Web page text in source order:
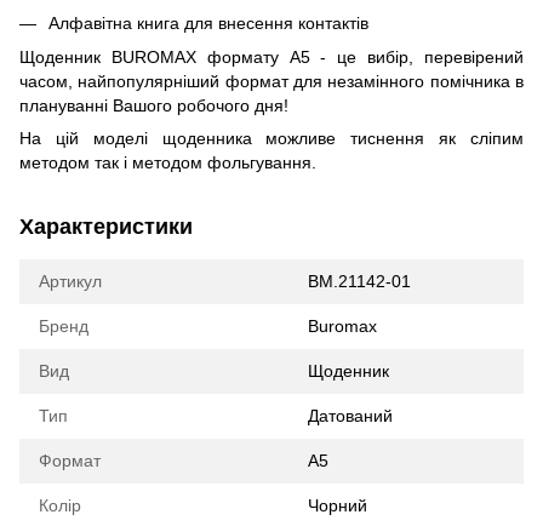
Алфавітна книга для внесення контактів
Щоденник BUROMAX формату А5 - це вибір, перевірений
часом, найпопулярніший формат для незамінного помічника в
плануванні Вашого робочого дня!
На цій моделі щоденника можливе тиснення як сліпим
методом так і методом фольгування.
Характеристики
Артикул BM.21142-01
Бренд Buromax
Вид Щоденник
Тип Датований
Формат А5
Колір Чорний